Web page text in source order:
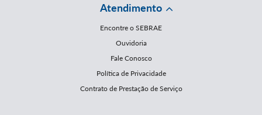
Atendimento
Encontre o SEBRAE
Ouvidoria
Fale Conosco
Política de Privacidade
Contrato de Prestação de Serviço